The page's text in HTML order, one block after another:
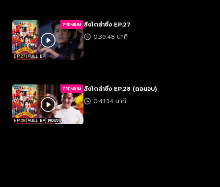
PREMIUM สิงโตลำซิ่ง EP.27
0:39:48 นาที
PREMIUM สิงโตลำซิ่ง EP.28 (ตอนจบ)
0:41:34 นาที